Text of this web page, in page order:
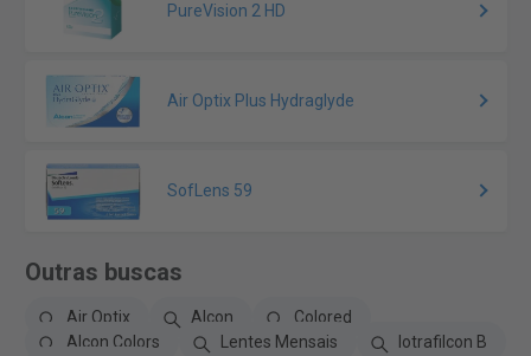
PureVision 2 HD
Air Optix Plus Hydraglyde
SofLens 59
Outras buscas
Air Optix Alcon
Colored
Alcon Colors
Lentes Mensais
Iotrafilcon B